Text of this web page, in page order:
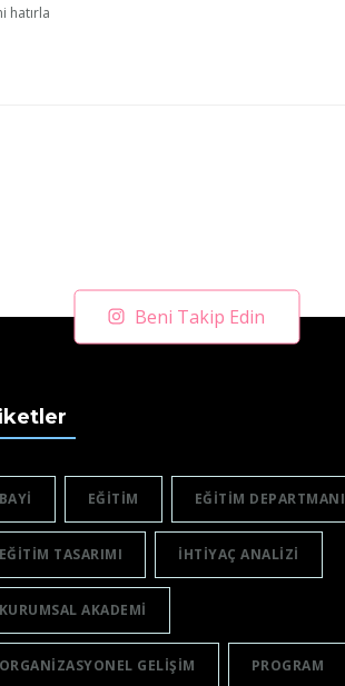
hatırla
Beni Takip Edin
BAYI EĞITIM EĞITIM DEPARTMANI
EĞITIM TASARIMI IHTIYAÇ ANALIZI
KURUMSAL AKADEMI
ORGANIZASYONEL GELIŞIM PROGRAM